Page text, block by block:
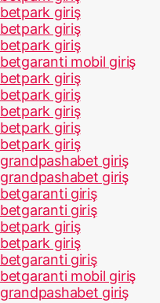
betpark giriş
betpark giriş
betpark giriş
betgaranti mobil giriş
betpark giriş
betpark giriş
betpark giriş
betpark giriş
betpark giriş
grandpashabet giriş
grandpashabet giriş
betgaranti giriş
betgaranti giriş
betpark giriş
betpark giriş
betgaranti giriş
betgaranti mobil giriş
grandpashabet giriş